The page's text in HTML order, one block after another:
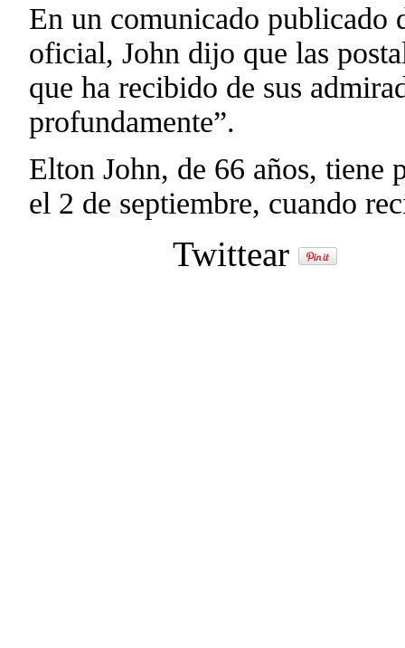
En un comunicado publicado
oficial, John dijo que las
que ha recibido de sus
profundamente”.
Elton John, de 66 años, tiene
el 2 de septiembre, cuando
Twittear